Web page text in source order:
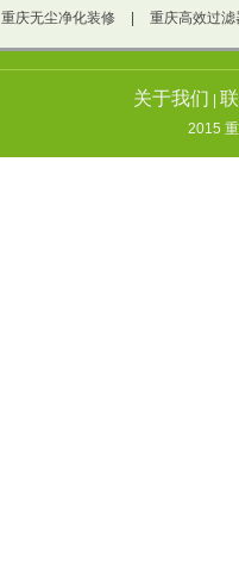
重庆无尘净化装修 重庆高效过滤
关于我们
2015